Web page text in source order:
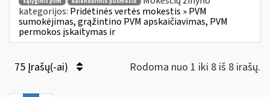
kategorijos: Pridėtinės vertės mokestis » PVM
sumokėjimas, grąžintino PVM apskaičiavimas, PVM
permokos įskaitymas ir
75 Įrašų(-ai) Rodoma nuo 1 iki 8 iš 8 irašų.